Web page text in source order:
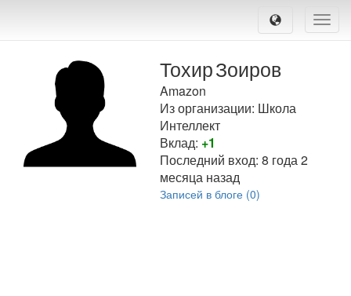
Toggle
ТохирЗоиров
Amazon
Из организации: Школа
Интеллект
Вклад: +1
Последний вход:8 года 2
месяца назад
Записей в блоге (0)